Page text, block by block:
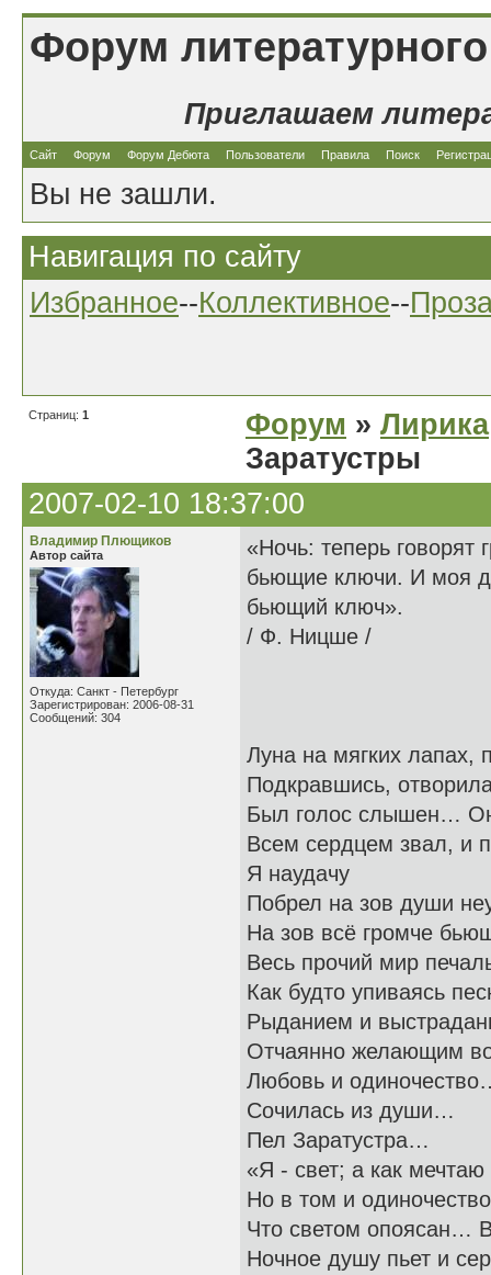
Форум
Приглашаем
Сайт Форум Форум Дебюта Пользователи Правила Поиск
Вы не зашли.
Навигация по сайту
Избранное--Коллективное--
Страниц: 1 Форум » Лирика
Заратустры
2007-02-10 18:37:00
Владимир Плющиков
Автор сайта
Откуда: Санкт - Петербург
Зарегистрирован: 2006-08-31
Сообщений: 304
«Ночь: теперь говорят
бьющие ключи. И моя
бьющий ключ».
/ Ф. Ницше /
Луна на мягких лапах,
Подкравшись,
Был голос слышен…
Всем сердцем звал, и
Я наудачу
Побрел на зов души
На зов всё громче
Весь прочий мир
Как будто упиваясь
Рыданием и
Отчаянно желающим
Любовь и
Сочилась из души…
Пел Заратустра…
«Я - свет; а как мечтаю
Но в том и
Что светом опоясан…
Ночное душу пьет и